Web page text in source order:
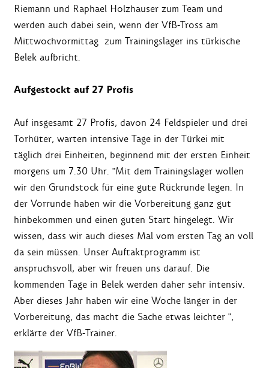
Riemann und Raphael Holzhauser zum Team und
werden auch dabei sein, wenn der VfB-Tross am
Mittwochvormittag zum Trainingslager ins türkische
Belek aufbricht.
Aufgestockt auf 27 Profis
Auf insgesamt 27 Profis, davon 24 Feldspieler und drei
Torhüter, warten intensive Tage in der Türkei mit
täglich drei Einheiten, beginnend mit der ersten Einheit
morgens um 7.30 Uhr. "Mit dem Trainingslager wollen
wir den Grundstock für eine gute Rückrunde legen. In
der Vorrunde haben wir die Vorbereitung ganz gut
hinbekommen und einen guten Start hingelegt. Wir
wissen, dass wir auch dieses Mal vom ersten Tag an voll
da sein müssen. Unser Auftaktprogramm ist
anspruchsvoll, aber wir freuen uns darauf. Die
kommenden Tage in Belek werden daher sehr intensiv.
Aber dieses Jahr haben wir eine Woche länger in der
Vorbereitung, das macht die Sache etwas leichter ",
erklärte der VfB-Trainer.